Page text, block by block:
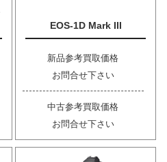
EOS-1D Mark III
新品参考買取価格
お問合せ下さい
中古参考買取価格
お問合せ下さい